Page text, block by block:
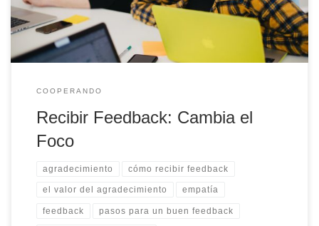
COOPERANDO
Recibir Feedback: Cambia el
Foco
agradecimiento cómo recibir feedback
el valor del agradecimiento empatía
feedback pasos para un buen feedback